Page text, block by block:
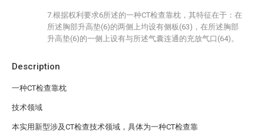
Description
一种CT检查靠枕
技术领域
本实用新型涉及CT检查技术领域，具体为一种CT检查靠
7.根据权利要求6所述的一种CT检查靠枕，其特征在于：在
所述胸部升高垫(6)的两侧上均设有侧板(63)，在所述胸部
升高垫(6)的一侧上设有与所述气囊连通的充放气口(64)。